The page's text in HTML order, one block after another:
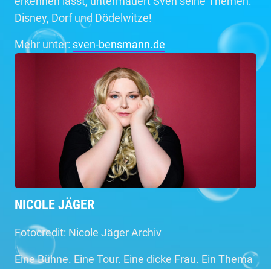
Disney, Dorf und Dödelwitze!
Mehr unter: sven-bensmann.de
NICOLE JÄGER
Fotocredit: Nicole Jäger Archiv
Eine Bühne. Eine Tour. Eine dicke Frau. Ein Thema